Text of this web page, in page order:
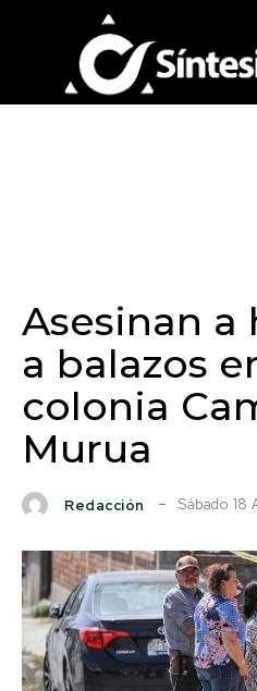
Asesinan a
a balazos
colonia
Murua
Redacción Sábado 18